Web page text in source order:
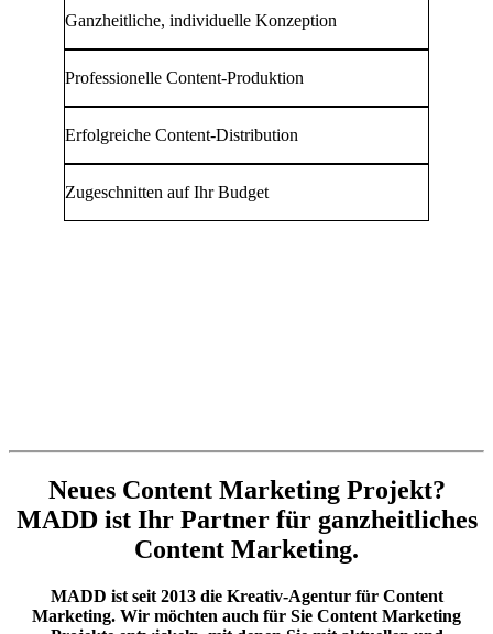
Ganzheitliche, individuelle Konzeption
Professionelle Content-Produktion
Erfolgreiche Content-Distribution
Zugeschnitten auf Ihr Budget
Neues Content Marketing Projekt?
MADD ist Ihr Partner für ganzheitliches
Content Marketing.
MADD ist seit 2013 die Kreativ-Agentur für Content
Marketing. Wir möchten auch für Sie Content Marketing